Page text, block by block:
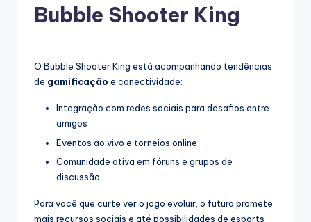
Bubble Shooter King
O Bubble Shooter King está acompanhando tendências
de gamificação e conectividade:
Integração com redes sociais para desafios entre
amigos
Eventos ao vivo e torneios online
Comunidade ativa em fóruns e grupos de
discussão
Para você que curte ver o jogo evoluir, o futuro promete
mais recursos sociais e até possibilidades de esports